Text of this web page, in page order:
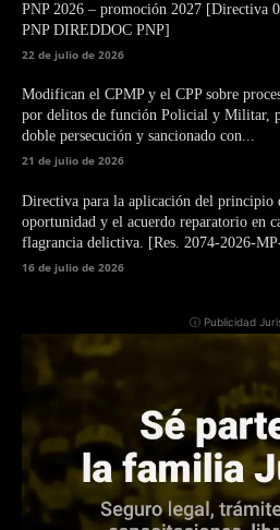
PNP 2026 – promoción 2027 [Directiva
PNP DIREDDOC PNP]
22 de julio de 2026
Modifican el CPMP y el CPP sobre
por delitos de función Policial y Militar,
doble persecución y sancionado con...
21 de julio de 2026
Directiva para la aplicación del principio
oportunidad y el acuerdo reparatorio en
flagrancia delictiva. [Res. 2074-2026-
16 de julio de 2026
ⓘ Publicidad